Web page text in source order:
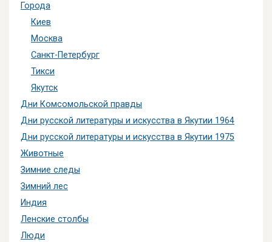
Города
Киев
Москва
Санкт-Петербург
Тикси
Якутск
Дни Комсомольской правды
Дни русской литературы и искусства в Якутии 1964
Дни русской литературы и искусства в Якутии 1975
Животные
Зимние следы
Зимний лес
Индия
Ленские столбы
Люди